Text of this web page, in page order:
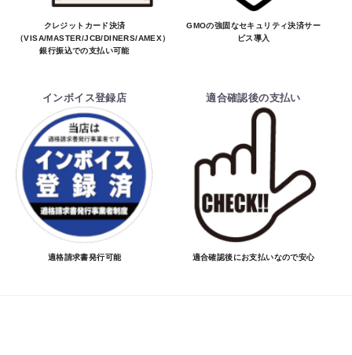
クレジットカード決済
（VISA/MASTER/JCB/DINERS/AMEX）、
銀行振込での支払い可能
GMOの強固なセキュリティ決済サー
ビス導入
インボイス登録店
適格請求書発行可能
適合確認後の支払い
適合確認後にお支払いなので安心